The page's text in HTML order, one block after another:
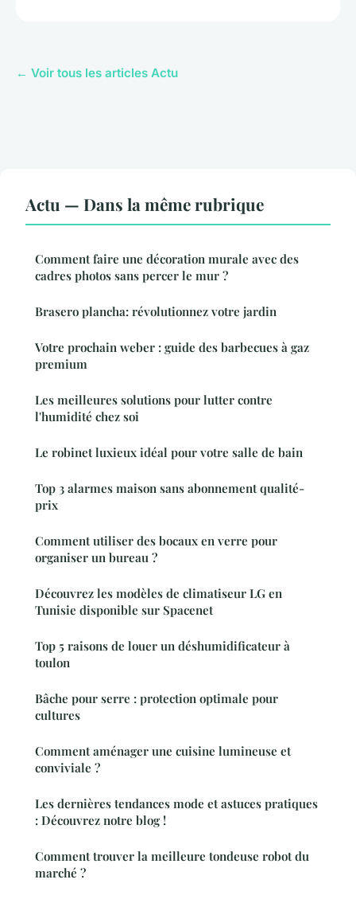
← Voir tous les articles Actu
Actu — Dans la même rubrique
Comment faire une décoration murale avec des
cadres photos sans percer le mur ?
Brasero plancha: révolutionnez votre jardin
Votre prochain weber : guide des barbecues à gaz
premium
Les meilleures solutions pour lutter contre
l'humidité chez soi
Le robinet luxieux idéal pour votre salle de bain
Top 3 alarmes maison sans abonnement qualité-
prix
Comment utiliser des bocaux en verre pour
organiser un bureau ?
Découvrez les modèles de climatiseur LG en
Tunisie disponible sur Spacenet
Top 5 raisons de louer un déshumidificateur à
toulon
Bâche pour serre : protection optimale pour
cultures
Comment aménager une cuisine lumineuse et
conviviale ?
Les dernières tendances mode et astuces pratiques
: Découvrez notre blog !
Comment trouver la meilleure tondeuse robot du
marché ?